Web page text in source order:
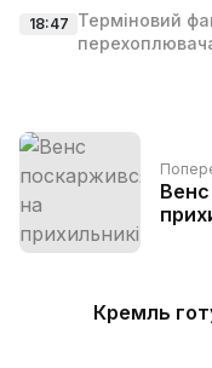
18:47 Терміновий
Кремль